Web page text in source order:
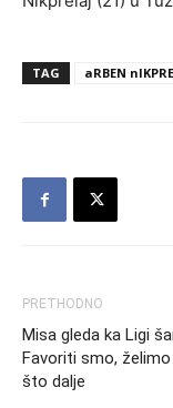
TAG aRBEN
PRETHODNO
Misa gleda ka Ligi
Favoriti smo,
što dalje